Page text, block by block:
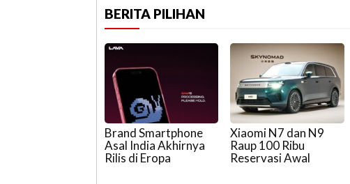
BERITA PILIHAN
Brand Smartphone
Asal India Akhirnya
Rilis di Eropa
Xiaomi N7 dan N9
Raup 100 Ribu
Reservasi Awal